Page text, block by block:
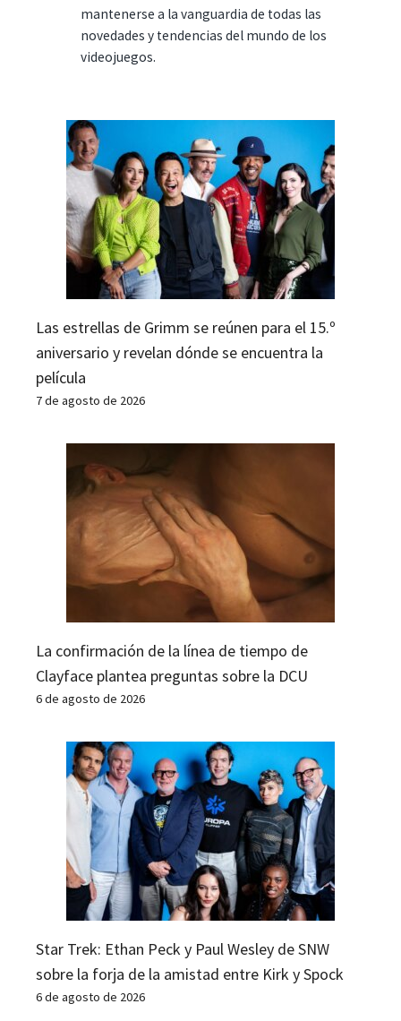
mantenerse a la vanguardia de todas las
novedades y tendencias del mundo de los
videojuegos.
Las estrellas de Grimm se reúnen para el 15.º
aniversario y revelan dónde se encuentra la
película
7 de agosto de 2026
La confirmación de la línea de tiempo de
Clayface plantea preguntas sobre la DCU
6 de agosto de 2026
Star Trek: Ethan Peck y Paul Wesley de SNW
sobre la forja de la amistad entre Kirk y Spock
6 de agosto de 2026